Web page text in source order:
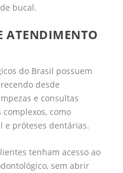
bucal.
ATENDIMENTO
do Brasil possuem
desde
e consultas
como
e próteses dentárias.
tenham acesso ao
sem abrir